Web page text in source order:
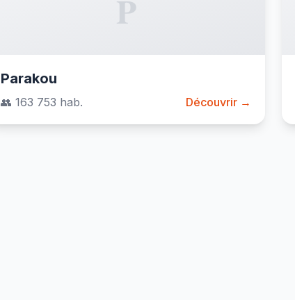
P
Parakou
👥 163 753 hab. Découvrir →